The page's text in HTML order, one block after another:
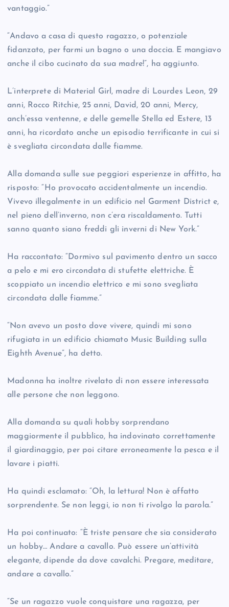
vantaggio.”
“Andavo a casa di questo ragazzo, o potenziale
fidanzato, per farmi un bagno o una doccia. E mangiavo
anche il cibo cucinato da sua madre!”, ha aggiunto.
L’interprete di Material Girl, madre di Lourdes Leon, 29
anni, Rocco Ritchie, 25 anni, David, 20 anni, Mercy,
anch’essa ventenne, e delle gemelle Stella ed Estere, 13
anni, ha ricordato anche un episodio terrificante in cui si
è svegliata circondata dalle fiamme.
Alla domanda sulle sue peggiori esperienze in affitto, ha
risposto: “Ho provocato accidentalmente un incendio.
Vivevo illegalmente in un edificio nel Garment District e,
nel pieno dell’inverno, non c’era riscaldamento. Tutti
sanno quanto siano freddi gli inverni di New York.”
Ha raccontato: “Dormivo sul pavimento dentro un sacco
a pelo e mi ero circondata di stufette elettriche. È
scoppiato un incendio elettrico e mi sono svegliata
circondata dalle fiamme.”
“Non avevo un posto dove vivere, quindi mi sono
rifugiata in un edificio chiamato Music Building sulla
Eighth Avenue”, ha detto.
Madonna ha inoltre rivelato di non essere interessata
alle persone che non leggono.
Alla domanda su quali hobby sorprendano
maggiormente il pubblico, ha indovinato correttamente
il giardinaggio, per poi citare erroneamente la pesca e il
lavare i piatti.
Ha quindi esclamato: “Oh, la lettura! Non è affatto
sorprendente. Se non leggi, io non ti rivolgo la parola.”
Ha poi continuato: “È triste pensare che sia considerato
un hobby… Andare a cavallo. Può essere un’attività
elegante, dipende da dove cavalchi. Pregare, meditare,
andare a cavallo.”
“Se un ragazzo vuole conquistare una ragazza, per